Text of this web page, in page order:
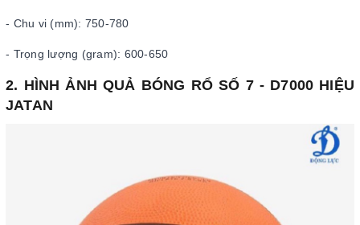
- Chu vi (mm): 750-780
- Trọng lượng (gram): 600-650
2. HÌNH ẢNH QUẢ BÓNG RỔ SỐ 7 - D7000 HIỆU
JATAN